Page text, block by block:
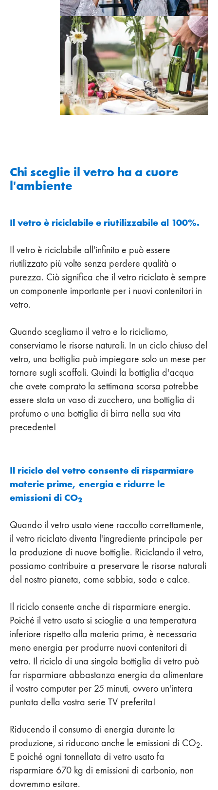
Chi sceglie il vetro ha a cuore
l'ambiente
Il vetro è riciclabile e riutilizzabile al 100%.
Il vetro è riciclabile all'infinito e può essere
riutilizzato più volte senza perdere qualità o
purezza. Ciò significa che il vetro riciclato è sempre
un componente importante per i nuovi contenitori in
vetro.
Quando scegliamo il vetro e lo ricicliamo,
conserviamo le risorse naturali. In un ciclo chiuso del
vetro, una bottiglia può impiegare solo un mese per
tornare sugli scaffali. Quindi la bottiglia d'acqua
che avete comprato la settimana scorsa potrebbe
essere stata un vaso di zucchero, una bottiglia di
profumo o una bottiglia di birra nella sua vita
precedente!
Il riciclo del vetro consente di risparmiare
materie prime, energia e ridurre le
emissioni di CO2
Quando il vetro usato viene raccolto correttamente,
il vetro riciclato diventa l'ingrediente principale per
la produzione di nuove bottiglie. Riciclando il vetro,
possiamo contribuire a preservare le risorse naturali
del nostro pianeta, come sabbia, soda e calce.
Il riciclo consente anche di risparmiare energia.
Poiché il vetro usato si scioglie a una temperatura
inferiore rispetto alla materia prima, è necessaria
meno energia per produrre nuovi contenitori di
vetro. Il riciclo di una singola bottiglia di vetro può
far risparmiare abbastanza energia da alimentare
il vostro computer per 25 minuti, ovvero un'intera
puntata della vostra serie TV preferita!
Riducendo il consumo di energia durante la
produzione, si riducono anche le emissioni di CO2.
E poiché ogni tonnellata di vetro usato fa
risparmiare 670 kg di emissioni di carbonio, non
dovremmo esitare.